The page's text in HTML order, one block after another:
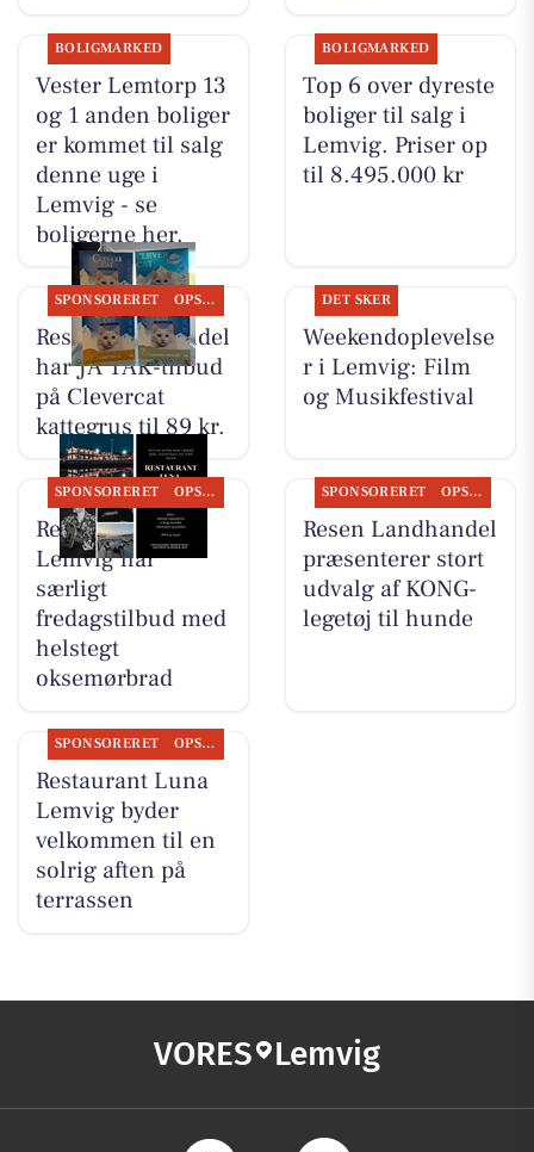
BOLIGMARKED
Vester Lemtorp 13
og 1 anden boliger
er kommet til salg
denne uge i
Lemvig - se
boligerne her.
BOLIGMARKED
Top 6 over dyreste
boliger til salg i
Lemvig. Priser op
til 8.495.000 kr
SPONSORERET OPSLAGSTAVLEN
Resen Landhandel
har JA TAK-tilbud
på Clevercat
kattegrus til 89 kr.
DET SKER
Weekendoplevelse
r i Lemvig: Film
og Musikfestival
SPONSORERET OPSLAGSTAVLEN
Restaurant Luna
Lemvig har
særligt
fredagstilbud med
helstegt
oksemørbrad
SPONSORERET OPSLAGSTAVLEN
Resen Landhandel
præsenterer stort
udvalg af KONG-
legetøj til hunde
SPONSORERET OPSLAGSTAVLEN
Restaurant Luna
Lemvig byder
velkommen til en
solrig aften på
terrassen
VORES Lemvig